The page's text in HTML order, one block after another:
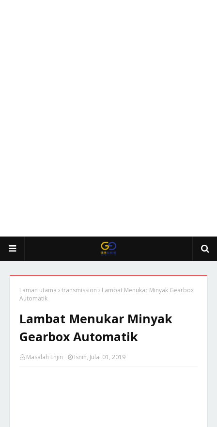
Laman utama transmission
Lambat Menukar Minyak Gearbox
Automatik
Lambat Menukar Minyak
Gearbox Automatik
Masalah Enjin Isnin, Julai 01, 2019